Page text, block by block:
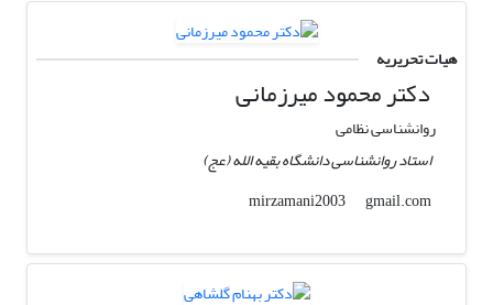
هیات تحریریه
دکتر محمود میرزمانی
روانشناسی نظامی
استاد روانشناسی دانشگاه بقیه الله (عج)
mirzamani2003
gmail.com